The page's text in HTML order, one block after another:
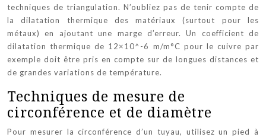
techniques de triangulation. N’oubliez pas de tenir compte de
la dilatation thermique des matériaux (surtout pour les
métaux) en ajoutant une marge d’erreur. Un coefficient de
dilatation thermique de 12×10^-6 m/m°C pour le cuivre par
exemple doit être pris en compte sur de longues distances et
de grandes variations de température.
Techniques de mesure de
circonférence et de diamètre
Pour mesurer la circonférence d’un tuyau, utilisez un pied à